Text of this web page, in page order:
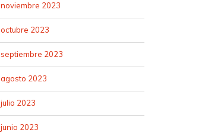
noviembre 2023
octubre 2023
septiembre 2023
agosto 2023
julio 2023
junio 2023